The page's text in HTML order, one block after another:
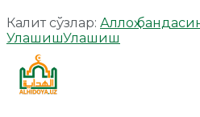
Калит сўзлар: Аллоҳ
УлашишУлашиш